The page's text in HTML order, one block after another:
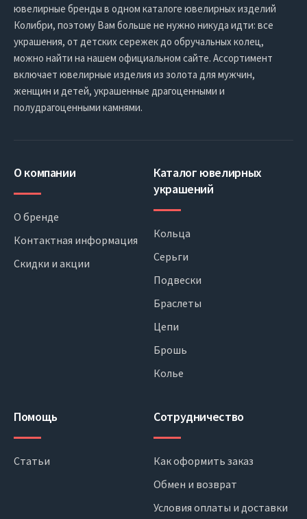
ювелирные бренды в одном каталоге ювелирных изделий
Колибри, поэтому Вам больше не нужно никуда идти: все
украшения, от детских сережек до обручальных колец,
можно найти на нашем официальном сайте. Ассортимент
включает ювелирные изделия из золота для мужчин,
женщин и детей, украшенные драгоценными и
полудрагоценными камнями.
О компании
О бренде
Контактная информация
Скидки и акции
Каталог ювелирных
украшений
Кольца
Серьги
Подвески
Браслеты
Цепи
Брошь
Колье
Помощь
Статьи
Сотрудничество
Как оформить заказ
Обмен и возврат
Условия оплаты и доставки